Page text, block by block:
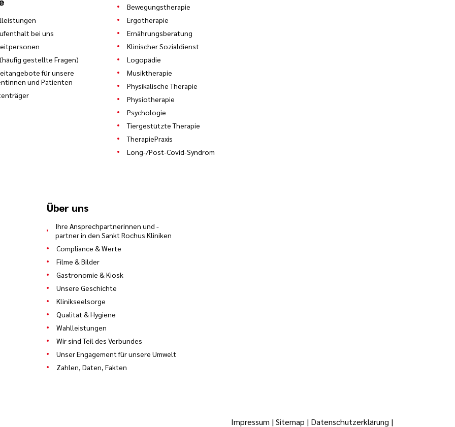
bei uns
(häufig gestellte Fragen)
für unsere
und Patienten
Bewegungstherapie
Ergotherapie
Ernährungsberatung
Klinischer Sozialdienst
Logopädie
Musiktherapie
Physikalische Therapie
Physiotherapie
Psychologie
Tiergestützte Therapie
TherapiePraxis
Long-/Post-Covid-Syndrom
Über uns
Ihre Ansprechpartnerinnen und -
partner in den Sankt Rochus Kliniken
Compliance & Werte
Filme & Bilder
Gastronomie & Kiosk
Unsere Geschichte
Klinikseelsorge
Qualität & Hygiene
Wahlleistungen
Wir sind Teil des Verbundes
Unser Engagement für unsere Umwelt
Zahlen, Daten, Fakten
Impressum |Sitemap | Datenschutzerklärung |